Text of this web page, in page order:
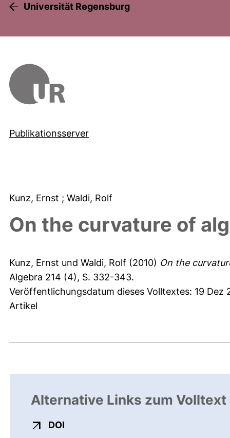
Universität Regensburg
Publikationsserver
Kunz, Ernst ; Waldi, Rolf
On the curvature of
Kunz, Ernst und Waldi, Rolf (2010) On the
Algebra 214 (4), S. 332-343.
Veröffentlichungsdatum dieses Volltextes: 19 Dez
Artikel
Alternative Links zum Volltext
DOI